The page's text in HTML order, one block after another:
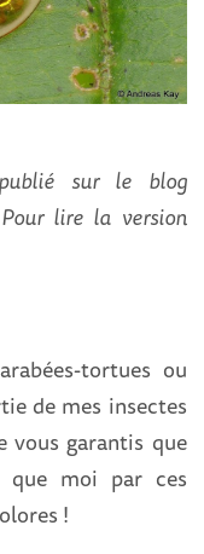
sur le blog
lire la version
tortues ou
de mes insectes
garantis que
que moi par ces
!